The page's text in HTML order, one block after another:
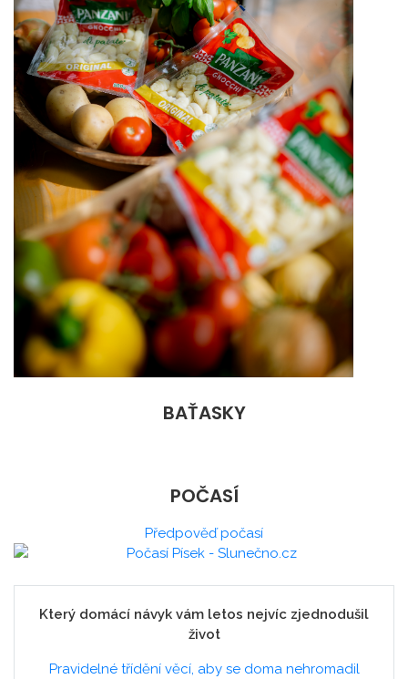
BAŤASKY
POČASÍ
Předpověď počasí
Který domácí návyk vám letos nejvíc zjednodušil
život
Pravidelné třídění věcí, aby se doma nehromadil